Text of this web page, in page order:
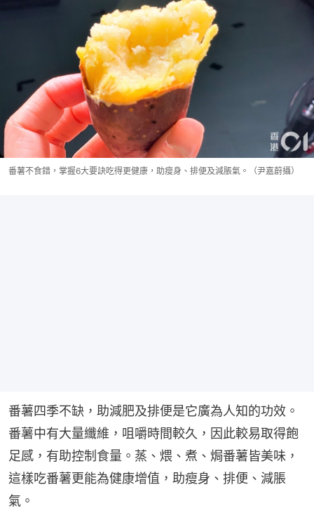
番薯不食錯，掌握6大要訣吃得更健康，助瘦身、排便及減脹氣。（尹嘉蔚攝）
番薯四季不缺，助減肥及排便是它廣為人知的功效。
番薯中有大量纖維，咀嚼時間較久，因此較易取得飽
足感，有助控制食量。蒸、煨、煮、焗番薯皆美味，
這樣吃番薯更能為健康增值，助瘦身、排便、減脹
氣。